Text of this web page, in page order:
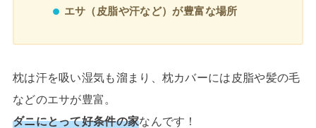
エサ（皮脂や汗など）が豊富な場所
枕は汗を吸い湿気も溜まり、枕カバーには皮脂や髪の毛
などのエサが豊富。
ダニにとって好条件の家なんです！